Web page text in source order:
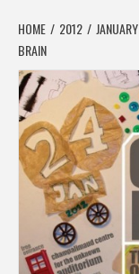
HOME 2012 JANUARY
BRAIN